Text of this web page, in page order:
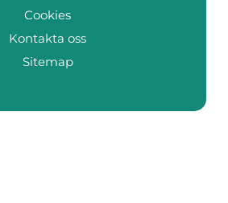
Cookies
Kontakta oss
Sitemap